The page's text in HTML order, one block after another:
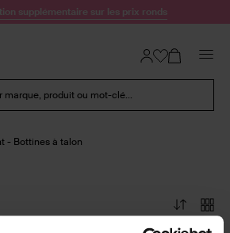
supplémentaire sur les prix ronds
marque, produit ou mot-clé...
- Bottines à talon